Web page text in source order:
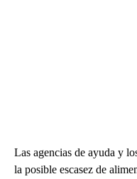
Las agencias de ayuda y
la posible escasez de